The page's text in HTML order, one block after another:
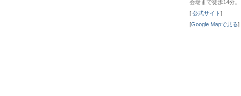
会場まで徒歩14分。
[ 公式サイト]
[Google Mapで見る]